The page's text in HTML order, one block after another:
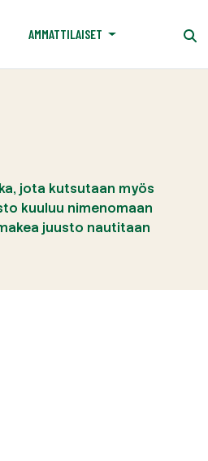
AMMATTILAISET
jota kutsutaan myös
kuuluu nimenomaan
juusto nautitaan